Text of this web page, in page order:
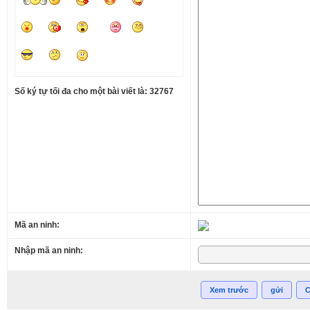
Số ký tự tối đa cho một bài viết là: 32767
Mã an ninh:
Nhập mã an ninh:
Xem trước gửi